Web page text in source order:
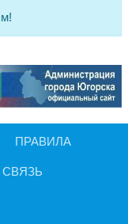
ПРАВИЛА